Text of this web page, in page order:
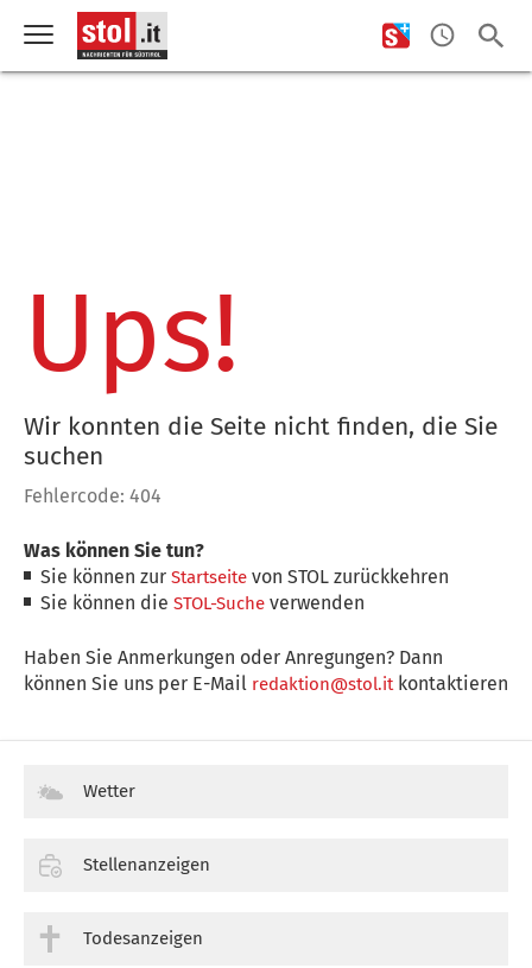
Ups!
Wir konnten die Seite nicht finden, die Sie
suchen
Fehlercode: 404
Was können Sie tun?
Sie können zurStartseite von STOL zurückkehren
Sie können dieSTOL-Suche verwenden
Haben Sie Anmerkungen oder Anregungen? Dann
können Sie uns per E-Mail redaktion@stol.itkontaktieren
Wetter
Stellenanzeigen
Todesanzeigen